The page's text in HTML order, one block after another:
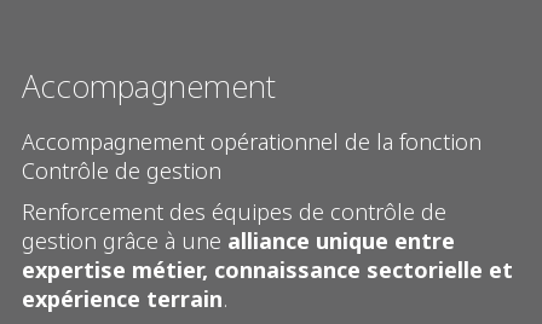
Accompagnement
Accompagnement opérationnel de la fonction
Contrôle de gestion
Renforcement des équipes de contrôle de
gestion grâce à une alliance unique entre
expertise métier, connaissance sectorielle et
expérience terrain.